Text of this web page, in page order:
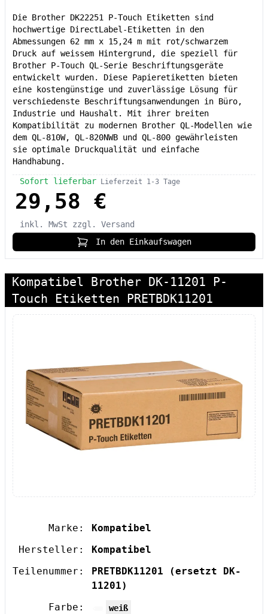
Die Brother DK22251 P-Touch Etiketten sind
hochwertige DirectLabel-Etiketten in den
Abmessungen 62 mm x 15,24 m mit rot/schwarzem
Druck auf weissem Hintergrund, die speziell für
Brother P-Touch QL-Serie Beschriftungsgeräte
entwickelt wurden. Diese Papieretiketten bieten
eine kostengünstige und zuverlässige Lösung für
verschiedenste Beschriftungsanwendungen in Büro,
Industrie und Haushalt. Mit ihrer breiten
Kompatibilität zu modernen Brother QL-Modellen wie
dem QL-810W, QL-820NWB und QL-800 gewährleisten
sie optimale Druckqualität und einfache
Handhabung.
Sofort lieferbar Lieferzeit 1-3 Tage
29,58 €
inkl. MwSt
zzgl. Versand
In den Einkaufswagen
Kompatibel Brother DK-11201 P-
Touch Etiketten PRETBDK11201
Marke:
Kompatibel
Hersteller:
Kompatibel
Teilenummer:
PRETBDK11201
(ersetzt DK-
11201)
Farbe:
weiß